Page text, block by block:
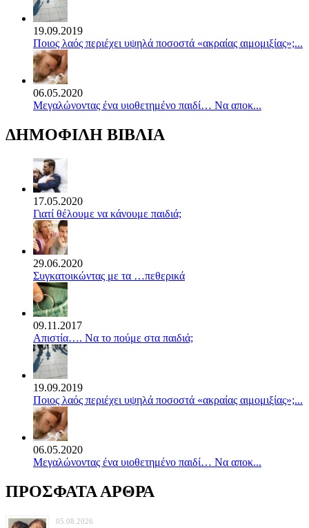
19.09.2019
Ποιος λαός περιέχει υψηλά ποσοστά «ακραίας αιμομιξίας»;...
06.05.2020
Mεγαλώνοντας ένα υιοθετημένο παιδί… Να αποκ...
ΔΗΜΟΦΙΛΗ ΒΙΒΛΙΑ
17.05.2020
Γιατί θέλουμε να κάνουμε παιδιά;
29.06.2020
Συγκατοικώντας με τα …πεθερικά
09.11.2017
Απιστία…. Να το πούμε στα παιδιά;
19.09.2019
Ποιος λαός περιέχει υψηλά ποσοστά «ακραίας αιμομιξίας»;...
06.05.2020
Mεγαλώνοντας ένα υιοθετημένο παιδί… Να αποκ...
ΠΡΟΣΦΑΤΑ ΑΡΘΡΑ
05.08.2026